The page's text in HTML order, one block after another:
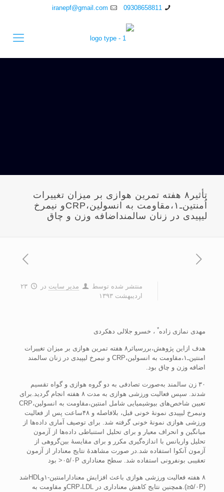
09308658811
iranepf@gmail.com
تأثير۸ هفته تمرين هوازی بر ميزان تغييرات
اُمنتين‌ـ۱،مقاومت به انسولين،CRPو نيمرخ
ليپيدی در زنان سالمنداضافه وزن و چاق
منتشر شده توسط مدیر سایت در
۲۳
اردیبهشت ۱۳۹۳
مهدی نمازی زاده* ، خسرو جلالی دهکردی
هدف ازاين پژوهش،بررسياثر۸ هفته تمرين هوازی بر ميزان تغييرات
امنتين‌ـ۱،مقاومت به انسولين،CRP و نيمرخ ليپيدی در زنان سالمند
اضافه وزن و چاق بود.
۳۰ زن سالمند به‌صورت تصادفی به دو گروه هوازی و گواه تقسيم
شدند. سپس فعاليت ورزشی هوازی به مدت ۸ هفته انجام گرديد.برای
تعيين شاخص‌های بيوشيميايی شامل امنتين،مقاومت به انسولين،CRP
ونيمرخ ليپيدی نمونۀ خونی قبل، بلافاصله و ۴۸ساعت پس از فعاليت
ورزشی هوازی نمونۀ خونی گرفته شد. برای توصيف آماری داده‌ها از
ميانگين و انحراف معيار و برای تحليل استنباطی داده‌ها از آزمون
تحليل واريانس با اندازه‌گيری مکرر و برای مقايسۀ بين‌گروهی از
آزمون آنکوا استفاده شد.در صورت مشاهدۀ نتايج معنادار از آزمون
تعقيبی بونفرونی استفاده شد. سطح معناداری ۰۵/۰P< بود
۸ هفته فعاليت ورزشی هوازی باعث افزايش معنادارامنتين-۱وHDLشد
(۵/۰P≤).همچنين نتايج کاهش معناداری در CRP،LDLو مقاومت به